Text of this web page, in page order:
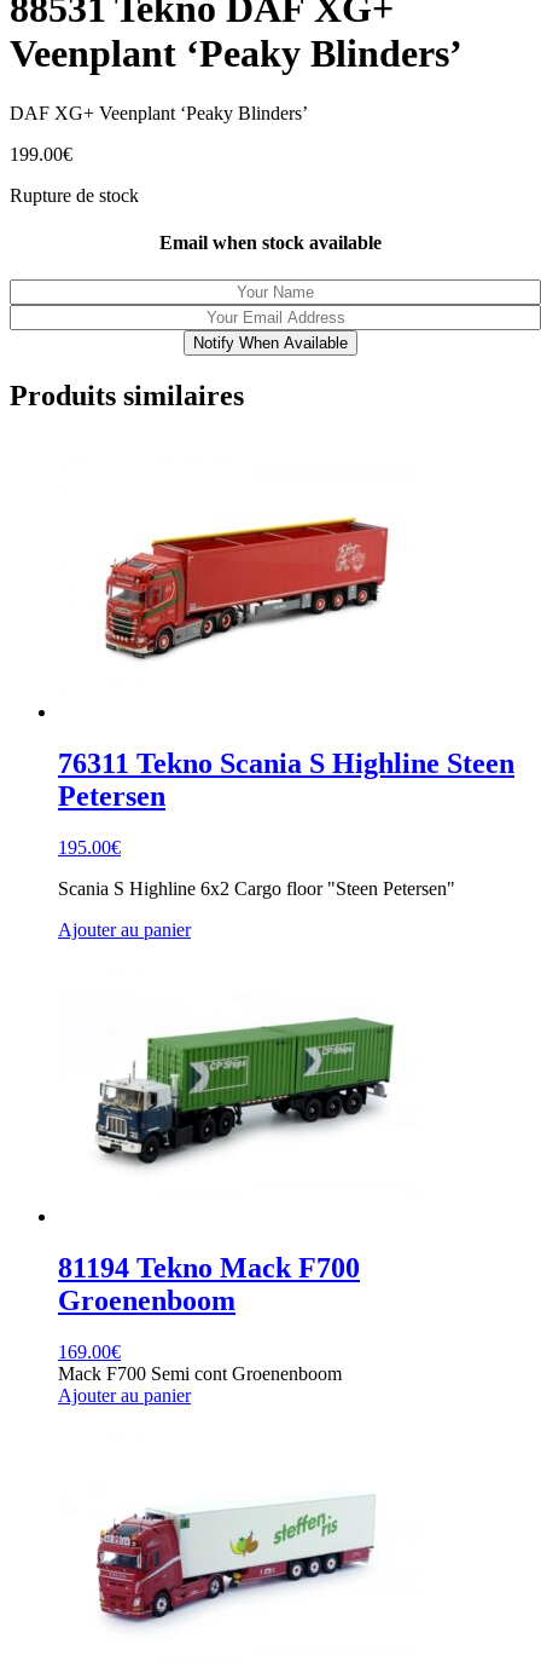
88531 Tekno DAF XG+
Veenplant ‘Peaky Blinders’
DAF XG+ Veenplant ‘Peaky Blinders’
199.00€
Rupture de stock
Email when stock available
Notify When Available
Produits similaires
76311 Tekno Scania S Highline Steen
Petersen
195.00€
Scania S Highline 6x2 Cargo floor "Steen Petersen"
Ajouter au panier
81194 Tekno Mack F700
Groenenboom
169.00€
Mack F700 Semi cont Groenenboom
Ajouter au panier